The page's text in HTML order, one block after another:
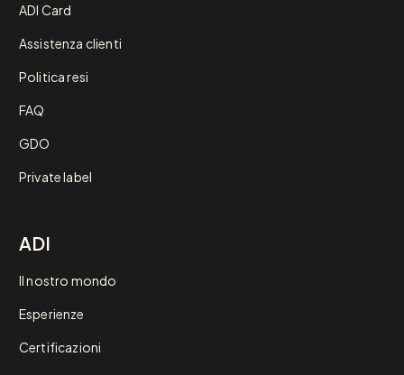
ADI Card
Assistenza clienti
Politica resi
FAQ
GDO
Private label
ADI
Il nostro mondo
Esperienze
Certificazioni